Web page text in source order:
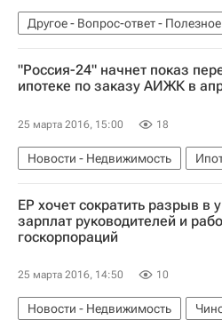
Другое - Вопрос-ответ - Полезное
Вопрос-ответ – РИА
"Россия-24" начнет показ
ипотеке по заказу АИЖК в
25 марта 2016, 15:00 18
Новости - Недвижимость
Россия
ЕР хочет сократить разрыв в
зарплат руководителей и
госкорпораций
25 марта 2016, 14:50 10
Новости - Недвижимость